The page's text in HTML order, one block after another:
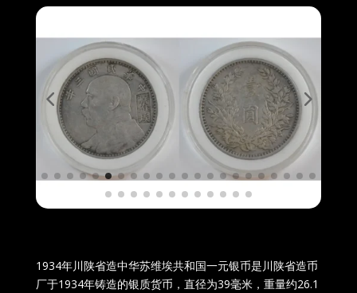
1934年川陕省造中华苏维埃共和国一元银币是川陕省造币
厂于1934年铸造的银质货币，直径为39毫米，重量约26.1